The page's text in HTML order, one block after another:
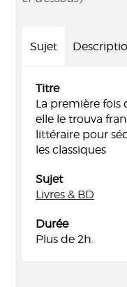
Sujet
Titre
La première fois
elle le trouva
littéraire pour
les classiques
Sujet
Livres & BD
Durée
Plus de 2h.